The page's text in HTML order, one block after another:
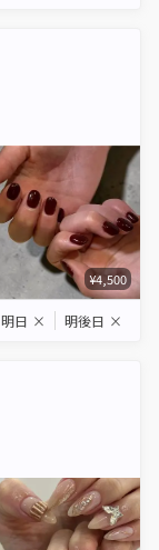
¥4,500
明日 × 明後日 ×